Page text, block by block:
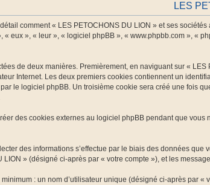
LES
comment « LES PETOCHONS DU LION » et ses
« eux », « leur », « logiciel phpBB », « www.phpbb.com », «
de deux manières. Premièrement, en naviguant sur «
Internet. Les deux premiers cookies contiennent un
le logiciel phpBB. Un troisième cookie sera créé une fois
des cookies externes au logiciel phpBB pendant que
des informations s’effectue par le biais des données
LION » (désigné ci-après par « votre compte »), et les
: un nom d’utilisateur unique (désigné ci-après par